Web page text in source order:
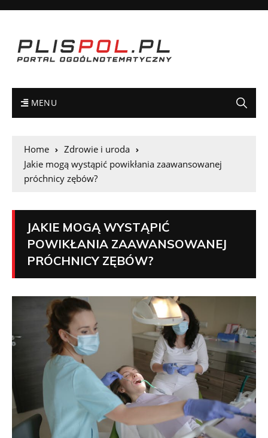
MENU
Home
Zdrowie i uroda
Jakie mogą wystąpić powikłania zaawansowanej
próchnicy zębów?
JAKIE MOGĄ WYSTĄPIĆ
POWIKŁANIA ZAAWANSOWANEJ
PRÓCHNICY ZĘBÓW?